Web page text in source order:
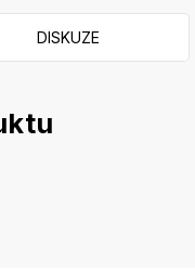
DISKUZE